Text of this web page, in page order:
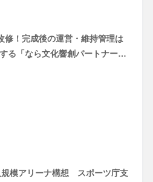
修！完成後の運営・維持管理は
る「なら文化響創パートナー…
模アリーナ構想 スポーツ庁支